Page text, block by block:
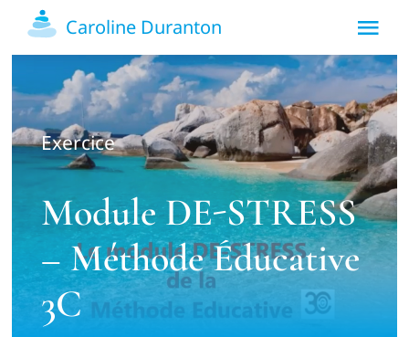
Passer
Caroline Duranton
Accueil
Présentation
Prestations
Blog
Contact
Exercice
Module DE-STRESS
– Méthode Éducative
3C